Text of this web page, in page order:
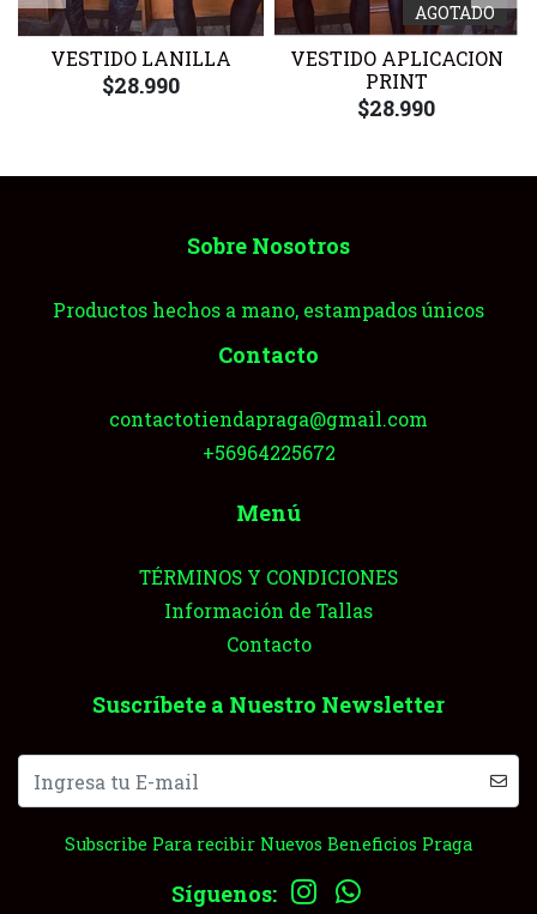
VESTIDO LANILLA
$28.990
AGOTADO
VESTIDO APLICACION
PRINT
$28.990
Sobre Nosotros
Productos hechos a mano, estampados únicos
Contacto
contactotiendapraga@gmail.com
+56964225672
Menú
TÉRMINOS Y CONDICIONES
Información de Tallas
Contacto
Suscríbete a Nuestro Newsletter
Subscribe Para recibir Nuevos Beneficios Praga
Síguenos: